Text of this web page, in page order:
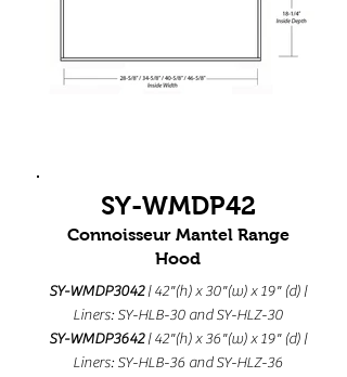
SY-WMDP42
Connoisseur Mantel Range
Hood
SY-WMDP3042| 42"(h) x 30"(w) x 19" (d) |
Liners: SY-HLB-30 and SY-HLZ-30
SY-WMDP3642| 42"(h) x 36"(w) x 19" (d) |
Liners: SY-HLB-36 and SY-HLZ-36